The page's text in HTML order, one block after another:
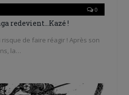
0
redevient…Kazé !
risque de faire réagir ! Après son
la…